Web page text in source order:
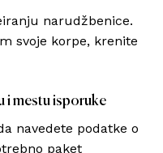
prazna.
narudžbenice.
svoje korpe, krenite
i mestu isporuke
navedete podatke o
paket